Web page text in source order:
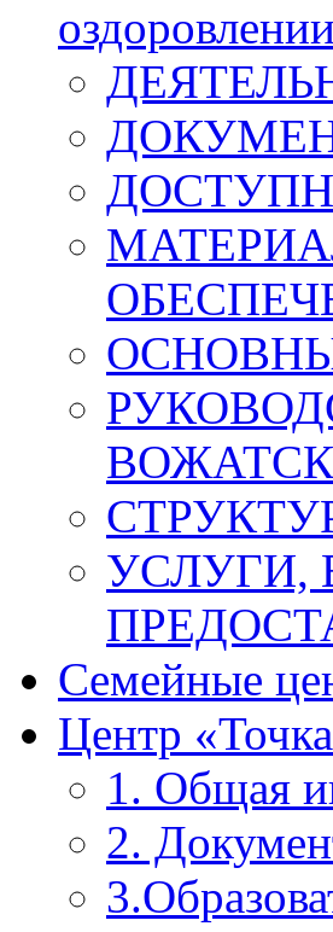
оздоровлении
УСЛУГИ,
Семейные
Центр
1. Общая
2.